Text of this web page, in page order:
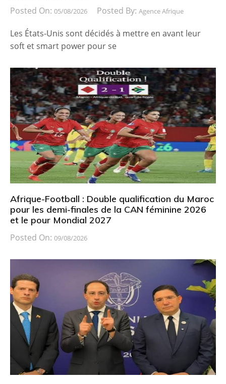
Posted On: 05/08/2026 Posted By: Agence Afrique
Les États-Unis sont décidés à mettre en avant leur
soft et smart power pour se
Afrique-Football : Double qualification du Maroc
pour les demi-finales de la CAN féminine 2026
et le pour Mondial 2027
Posted On: 09/08/2026